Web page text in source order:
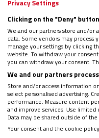
Privacy Settings
Clicking on the "Deny"
We and our partners store and/or
data. Some vendors may
manage your settings by clicking
website. To withdraw your
you can withdraw your consent.
We and our partners
Store and/or access information
select personalised advertising.
performance. Measure content
and improve services. Use
Data may be shared outside of
Your consent and the cookie